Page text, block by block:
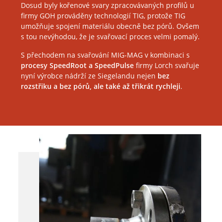
Dosud byly kořenové svary zpracovávaných profilů u
firmy GOH prováděny technologií TIG, protože TIG
umožňuje spojení materiálu obecně bez pórů. Ovšem
s tou nevýhodou, že je svařovací proces velmi pomalý.
S přechodem na svařování MIG-MAG v kombinaci s
procesy SpeedRoot a SpeedPulsefirmy Lorch svařuje
nyní výrobce nádrží ze Siegelandu nejen bez
rozstřiku a bez pórů, ale také až třikrát rychleji.